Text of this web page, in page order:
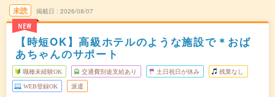
未読
NEW
掲載日 2026/08/07
【時短OK】高級ホテルのような施設で＊おば
あちゃんのサポート
職種未経験OK 交通費別途支給あり 土日祝日が休み 残業なし
WEB登録OK 派遣